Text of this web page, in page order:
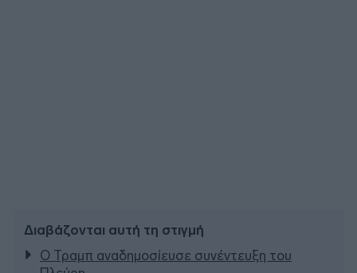
Διαβάζονται αυτή τη στιγμή
Ο Τραμπ αναδημοσίευσε συνέντευξη του